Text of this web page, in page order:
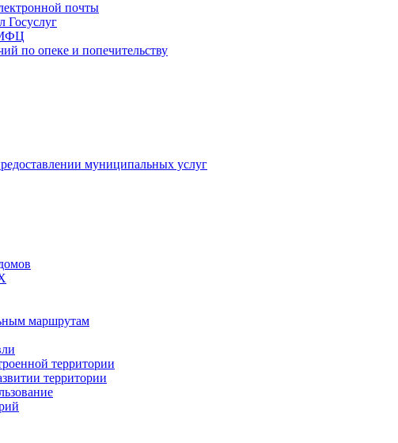
почты
Госуслуг
МФЦ
по опеке и попечительству
муниципальных услуг
маршрутам
территории
территории